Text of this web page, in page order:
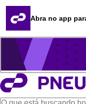
Quero revender
Blog
Whatsapp (16) 99764-8401
Televendas (47) 3046-
Abra no app